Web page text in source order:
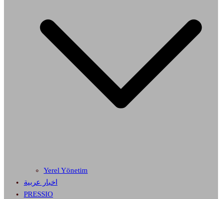
Yerel Yönetim
اخبار عربية
PRESSIO